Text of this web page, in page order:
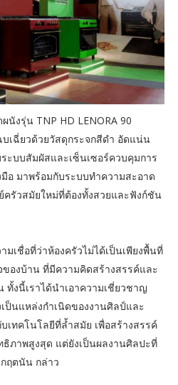
นังรุ่น TNP HD LENORA 90
เฉี่ยวด้วยวัสดุกระจกสีดำ อัดแน่น
ะบบสัมผัสและเซ็นเซอร์ควบคุมการ
อ มาพร้อมกับระบบทำความสะอาด
ครัวสมัยใหม่ที่ต้องทั้งสวยและฟังก์ชัน
มเชื่อที่ว่าห้องครัวไม่ได้เป็นเพียงพื้นที่
องบ้าน ที่มีความคิดสร้างสรรค์และ
ทั้งนี้เราได้นำเอาความเชี่ยวชาญ
ป็นแหล่งกำเนิดของงานศิลป์และ
ทคโนโลยีที่ล้ำสมัย เพื่อสร้างสรรค์
ภาพสูงสุด แต่ยังเป็นผลงานศิลปะที่
กฤตนัน กล่าว